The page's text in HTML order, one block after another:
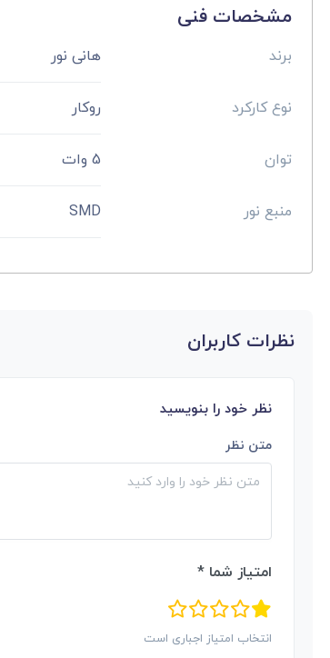
مشخصات فنی
برند هانی نور
نوع کارکرد روکار
توان 5 وات
منبع نور SMD
نظرات کاربران
نظر خود را بنویسید
متن نظر
امتیاز شما *
انتخاب امتیاز اجباری است